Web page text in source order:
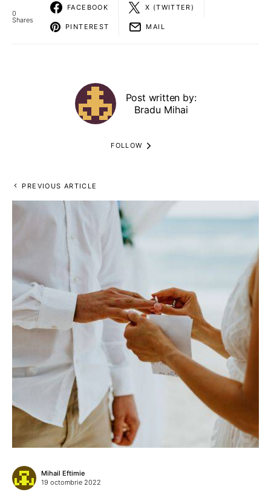
0
Shares
FACEBOOK X (TWITTER)
PINTEREST MAIL
Post written by:
Bradu Mihai
FOLLOW
PREVIOUS ARTICLE
Mihail Eftimie
19 octombrie 2022